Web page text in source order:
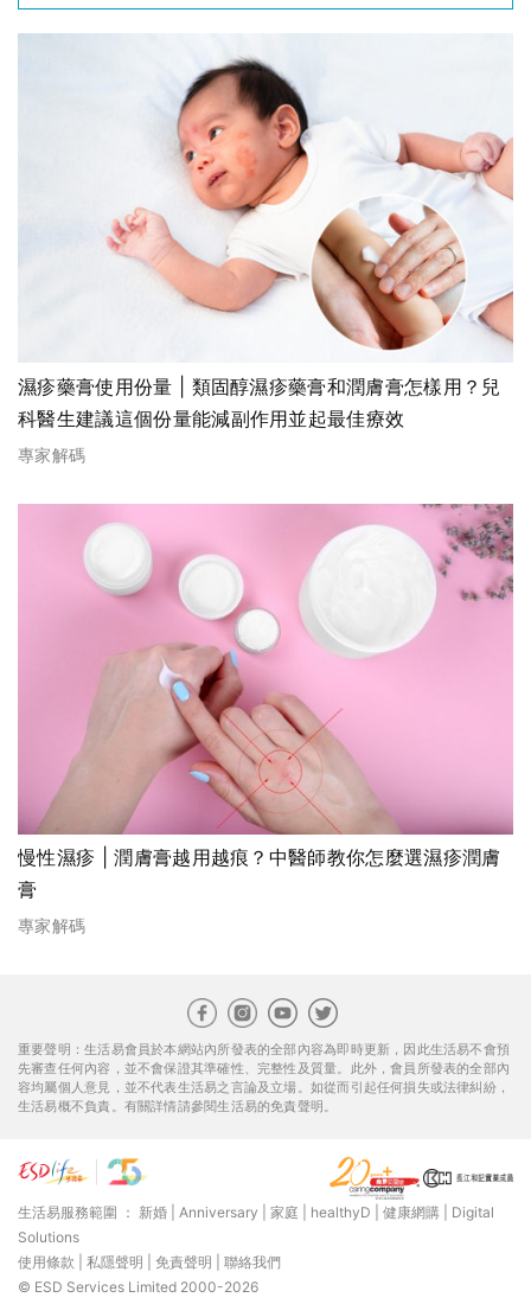
濕疹藥膏使用份量 | 類固醇濕疹藥膏和潤膚膏怎樣用？兒
科醫生建議這個份量能減副作用並起最佳療效
專家解碼
慢性濕疹 | 潤膚膏越用越痕？中醫師教你怎麼選濕疹潤膚
膏
專家解碼
重要聲明：生活易會員於本網站內所發表的全部內容為即時更新，因此生活易不會預
先審查任何內容，並不會保證其準確性、完整性及質量。此外，會員所發表的全部內
容均屬個人意見，並不代表生活易之言論及立場。如從而引起任何損失或法律糾紛，
生活易概不負責。有關詳情請參閱生活易的免責聲明。
生活易服務範圍 ： 新婚 Anniversary 家庭 healthyD 健康網購
Digital
Solutions
使用條款
私隱聲明 免責聲明
聯絡我們
© ESD Services Limited 2000-2026